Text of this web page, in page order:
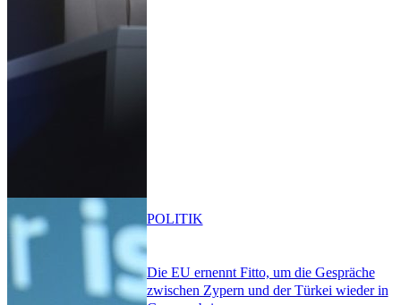
Die EU ernennt Fitto, um die Gespräche
zwischen Zypern und der Türkei wieder in
POLITIK